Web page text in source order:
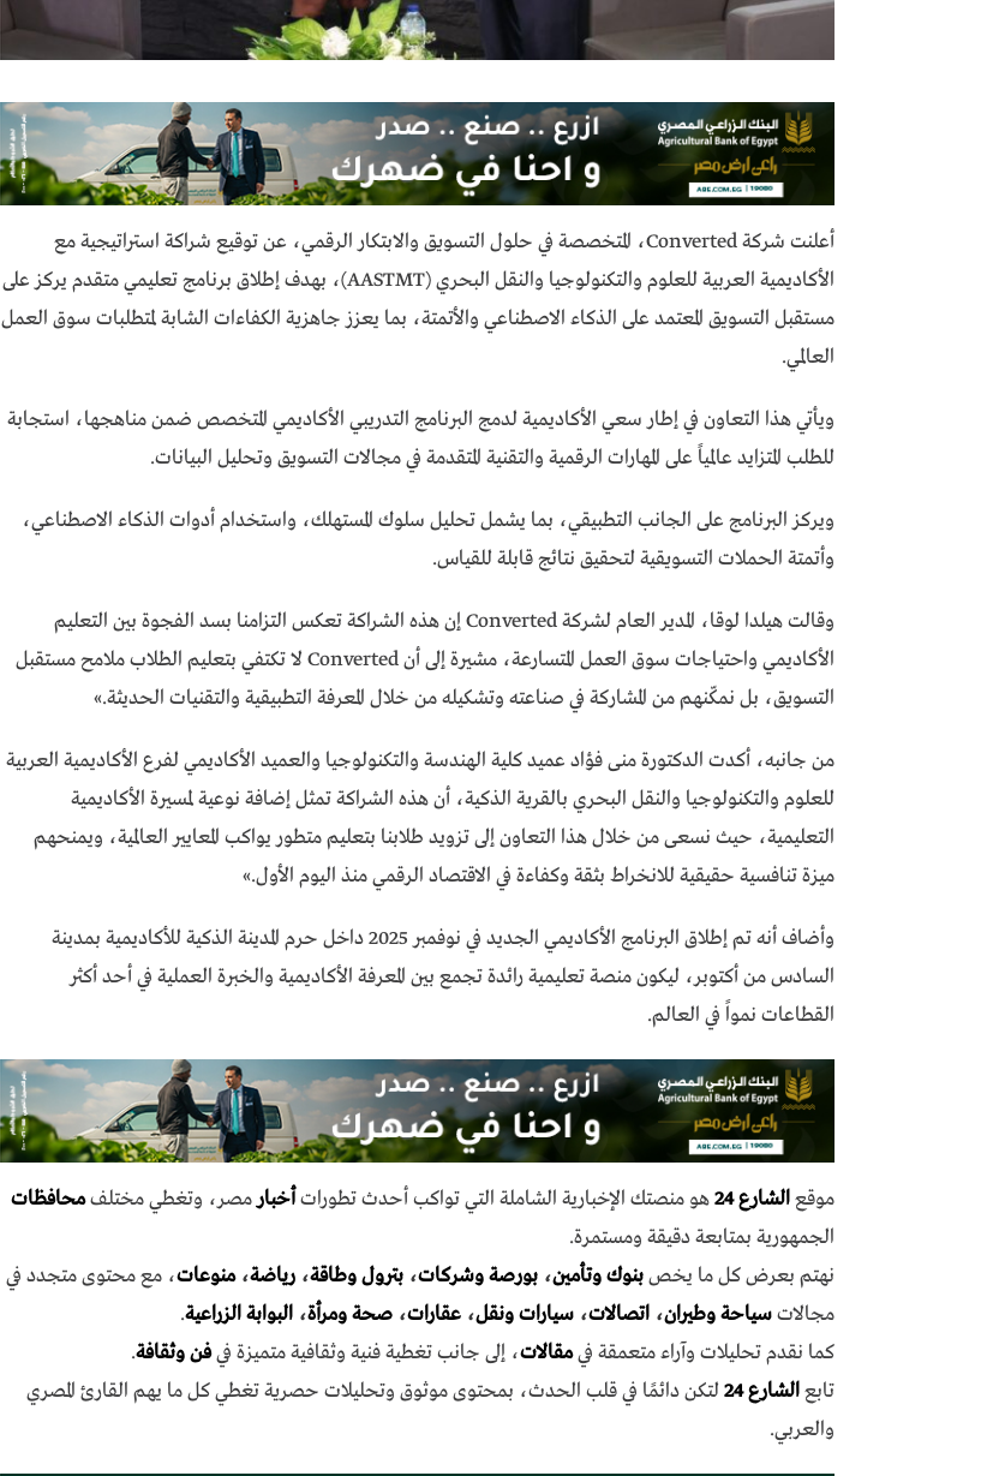
أعلنت شركة Converted، المتخصصة في حلول التسويق والابتكار الرقمي، عن توقيع شراكة استراتيجية مع
الأكاديمية العربية للعلوم والتكنولوجيا والنقل البحري (AASTMT)، بهدف إطلاق برنامج تعليمي متقدم يركز على
مستقبل التسويق المعتمد على الذكاء الاصطناعي والأتمتة، بما يعزز جاهزية الكفاءات الشابة لمتطلبات سوق العمل
العالمي.
ويأتي هذا التعاون في إطار سعي الأكاديمية لدمج البرنامج التدريبي الأكاديمي المتخصص ضمن مناهجها، استجابة
للطلب المتزايد عالمياً على المهارات الرقمية والتقنية المتقدمة في مجالات التسويق وتحليل البيانات.
ويركز البرنامج على الجانب التطبيقي، بما يشمل تحليل سلوك المستهلك، واستخدام أدوات الذكاء الاصطناعي،
وأتمتة الحملات التسويقية لتحقيق نتائج قابلة للقياس.
وقالت هيلدا لوقا، المدير العام لشركة Converted إن هذه الشراكة تعكس التزامنا بسد الفجوة بين التعليم
الأكاديمي واحتياجات سوق العمل المتسارعة، مشيرة إلى أن Converted لا تكتفي بتعليم الطلاب ملامح مستقبل
التسويق، بل نمكّنهم من المشاركة في صناعته وتشكيله من خلال المعرفة التطبيقية والتقنيات الحديثة.»
من جانبه، أكدت الدكتورة منى فؤاد عميد كلية الهندسة والتكنولوجيا والعميد الأكاديمي لفرع الأكاديمية العربية
للعلوم والتكنولوجيا والنقل البحري بالقرية الذكية، أن هذه الشراكة تمثل إضافة نوعية لمسيرة الأكاديمية
التعليمية، حيث نسعى من خلال هذا التعاون إلى تزويد طلابنا بتعليم متطور يواكب المعايير العالمية، ويمنحهم
ميزة تنافسية حقيقية للانخراط بثقة وكفاءة في الاقتصاد الرقمي منذ اليوم الأول.»
وأضاف أنه تم إطلاق البرنامج الأكاديمي الجديد في نوفمبر 2025 داخل حرم المدينة الذكية للأكاديمية بمدينة
السادس من أكتوبر، ليكون منصة تعليمية رائدة تجمع بين المعرفة الأكاديمية والخبرة العملية في أحد أكثر
القطاعات نمواً في العالم.
موقعالشارع 24 هو منصتك الإخبارية الشاملة التي تواكب أحدث تطوراتأخبار مصر، وتغطي مختلفمحافظات
الجمهورية بمتابعة دقيقة ومستمرة.
نهتم بعرض كل ما يخصبنوك وتأمين، بورصة وشركات، بترول وطاقة، رياضة،منوعات، مع محتوى متجدد في
مجالاتسياحة وطيران، اتصالات، سيارات ونقل، عقارات، صحة ومرأة، البوابة الزراعية.
كما نقدم تحليلات وآراء متعمقة فيمقالات، إلى جانب تغطية فنية وثقافية متميزة فيفن وثقافة.
تابعالشارع 24
لتكن دائمًا في قلب الحدث، بمحتوى موثوق وتحليلات حصرية تغطي كل ما يهم القارئ المصري
والعربي.